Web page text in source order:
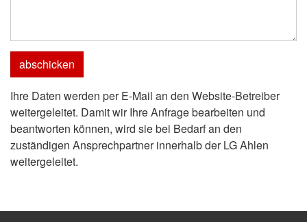
Ihre Daten werden per E-Mail an den Website-Betreiber
weitergeleitet. Damit wir Ihre Anfrage bearbeiten und
beantworten können, wird sie bei Bedarf an den
zuständigen Ansprechpartner innerhalb der LG Ahlen
weitergeleitet.